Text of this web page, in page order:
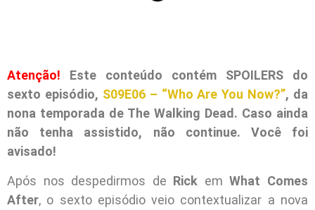
Atenção! Este conteúdo contém SPOILERS do
sexto episódio, S09E06 – “Who Are You Now?”, da
nona temporada de The Walking Dead. Caso ainda
não tenha assistido, não continue. Você foi
avisado!
Após nos despedirmos de Rick emWhat Comes
After, o sexto episódio veio contextualizar a nova